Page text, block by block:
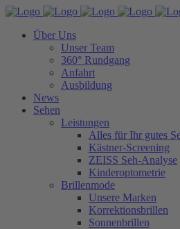
Über Uns
Unser Team
360° Rundgang
Anfahrt
Ausbildung
News
Sehen
Leistungen
Alles für Ihr gutes
Kästner-Screening
ZEISS Seh-Analyse
Kinderoptometrie
Brillenmode
Unsere Marken
Korrektionsbrillen
Sonnenbrillen